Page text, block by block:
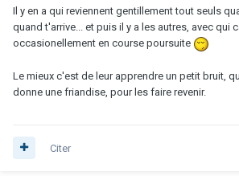
Il y en a qui reviennent gentillement tout seuls
quand t'arrive... et puis il y a les autres, avec qui
occasionellement en course poursuite
Le mieux c'est de leur apprendre un petit bruit,
donne une friandise, pour les faire revenir.
Citer